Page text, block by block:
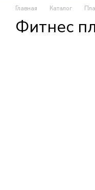
Главная Каталог
Фитнес